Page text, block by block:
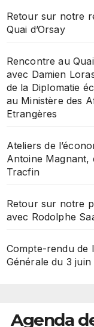
Retour sur notre
Quai d’Orsay
Rencontre au Quai
avec Damien
de la Diplomatie
au Ministère des
Etrangères
Ateliers de
Antoine Magnant,
Tracfin
Retour sur notre
avec Rodolphe
Compte-rendu de
Générale du 3 juin
Agenda